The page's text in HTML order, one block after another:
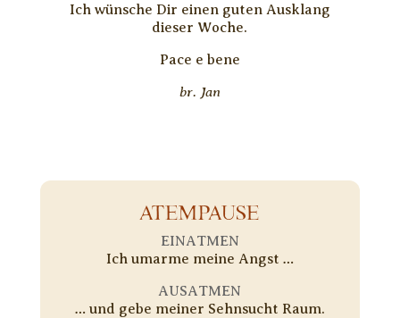
Ich wünsche Dir einen guten Ausklang
dieser Woche.
Pace e bene
br. Jan
ATEMPAUSE
EINATMEN
Ich umarme meine Angst …
AUSATMEN
… und gebe meiner Sehnsucht Raum.